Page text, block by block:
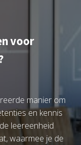
voor
manier om
en kennis
leereenheid
waarmee je de